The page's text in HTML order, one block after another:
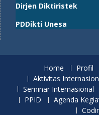
Dirjen Diktiristek
PDDikti Unesa
Home Profil
Aktivitas
Seminar Internasional
PPID
Agenda